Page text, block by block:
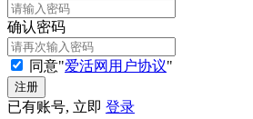
确认密码
同意"爱活网用户协议"
已有账号, 立即 登录